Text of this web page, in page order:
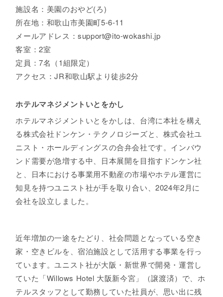
施設名：美園のおやど(ろ)
所在地：和歌山市美園町5-6-11
メールアドレス：support@ito-wokashi.jp
客室：2室
定員：7名（1組限定）
アクセス：JR和歌山駅より徒歩2分
ホテルマネジメントいとをかし
ホテルマネジメントいとをかしは、台湾に本社を構え
る株式会社ドンケン・テクノロジーズと、株式会社ユ
ニスト・ホールディングスの合弁会社です。インバウ
ンド需要が急増する中、日本展開を目指すドンケン社
と、日本における事業用不動産の市場やホテル運営に
知見を持つユニスト社が手を取り合い、2024年2月に
会社を設立しました。
近年増加の一途をたどり、社会問題となっている空き
家・空きビルを、宿泊施設として活用する事業を行っ
ています。ユニスト社が大阪・新世界で開発・運営し
ていた「Willows Hotel 大阪新今宮」（譲渡済）で、ホ
テルスタッフとして勤務していた社員が、思い出に残